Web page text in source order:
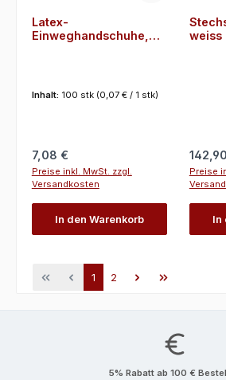
Latex-
Einweghandschuhe,
Inhalt: 100 stk (0,07 € / 1 stk)
Regulärer Preis:
7,08 €
Preise inkl. MwSt. zzgl.
Versandkosten
In den Warenkorb
weiss
Preise
In
Seite
1 Seite
2
5% Rabatt ab 100 €